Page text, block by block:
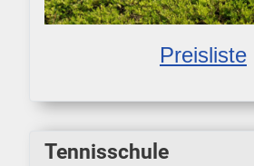
Tennisschule
Preisliste